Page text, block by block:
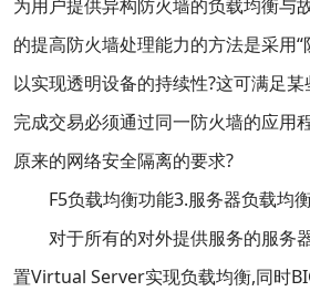
为用户提供异构防火墙的负载均衡与
的提高防火墙处理能力的方法是采用
以实现透明设备的持续性?这可满足
完成交易必须通过同一防火墙的应用
原来的网络安全隔离的要求?
F5负载均衡功能3.服务器负载均
对于所有的对外提供服务的服务
置Virtual Server实现负载均衡,同时